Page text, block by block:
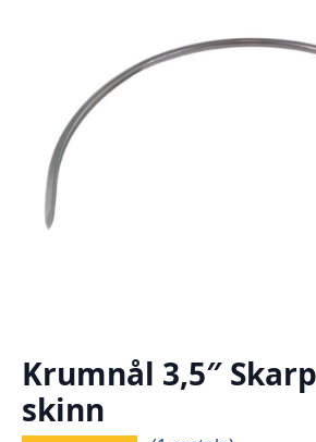
Krumnål 3,5″
skinn